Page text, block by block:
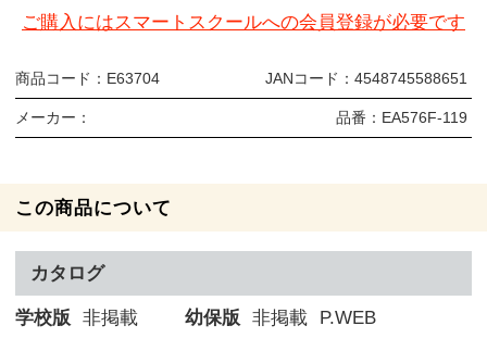
ご購入にはスマートスクールへの会員登録が必要です
商品コード： E63704 JANコード： 4548745588651
メーカー： 品番： EA576F-119
この商品について
カタログ
学校版 非掲載 幼保版 非掲載 P.WEB